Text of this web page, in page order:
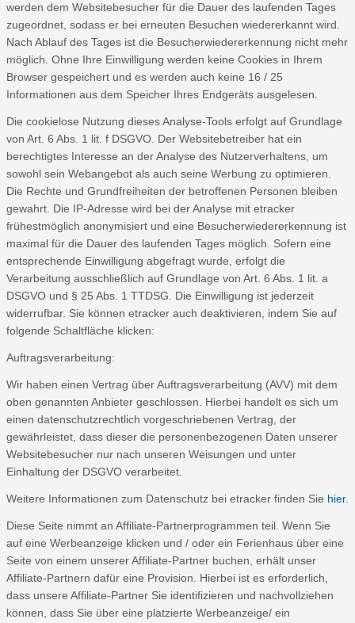
werden dem Websitebesucher für die Dauer des laufenden Tages
zugeordnet, sodass er bei erneuten Besuchen wiedererkannt wird.
Nach Ablauf des Tages ist die Besucherwiedererkennung nicht mehr
möglich. Ohne Ihre Einwilligung werden keine Cookies in Ihrem
Browser gespeichert und es werden auch keine 16 / 25
Informationen aus dem Speicher Ihres Endgeräts ausgelesen.
Die cookielose Nutzung dieses Analyse-Tools erfolgt auf Grundlage
von Art. 6 Abs. 1 lit. f DSGVO. Der Websitebetreiber hat ein
berechtigtes Interesse an der Analyse des Nutzerverhaltens, um
sowohl sein Webangebot als auch seine Werbung zu optimieren.
Die Rechte und Grundfreiheiten der betroffenen Personen bleiben
gewahrt. Die IP-Adresse wird bei der Analyse mit etracker
frühestmöglich anonymisiert und eine Besucherwiedererkennung ist
maximal für die Dauer des laufenden Tages möglich. Sofern eine
entsprechende Einwilligung abgefragt wurde, erfolgt die
Verarbeitung ausschließlich auf Grundlage von Art. 6 Abs. 1 lit. a
DSGVO und § 25 Abs. 1 TTDSG. Die Einwilligung ist jederzeit
widerrufbar. Sie können etracker auch deaktivieren, indem Sie auf
folgende Schaltfläche klicken:
Auftragsverarbeitung:
Wir haben einen Vertrag über Auftragsverarbeitung (AVV) mit dem
oben genannten Anbieter geschlossen. Hierbei handelt es sich um
einen datenschutzrechtlich vorgeschriebenen Vertrag, der
gewährleistet, dass dieser die personenbezogenen Daten unserer
Websitebesucher nur nach unseren Weisungen und unter
Einhaltung der DSGVO verarbeitet.
Weitere Informationen zum Datenschutz bei etracker finden Sie hier.
Diese Seite nimmt an Affiliate-Partnerprogrammen teil. Wenn Sie
auf eine Werbeanzeige klicken und / oder ein Ferienhaus über eine
Seite von einem unserer Affiliate-Partner buchen, erhält unser
Affiliate-Partnern dafür eine Provision. Hierbei ist es erforderlich,
dass unsere Affiliate-Partner Sie identifizieren und nachvollziehen
können, dass Sie über eine platzierte Werbeanzeige/ ein